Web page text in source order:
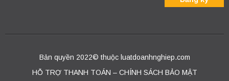
Bản quyền 2022© thuộc luatdoanhnghiep.com
HỖ TRỢ THANH TOÁN – CHÍNH SÁCH BẢO MẬT